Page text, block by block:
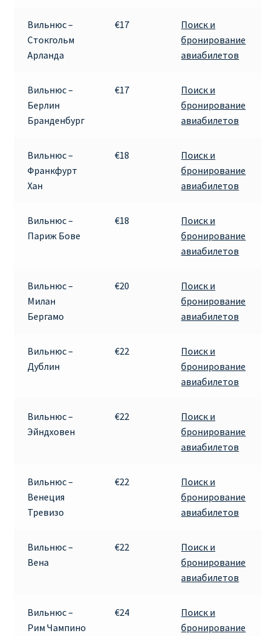
ПРАВИЛА RYANAIR В АЭРОПОРТУ И НА БОРТУ
ПРАВИЛА ПРОВОЗА БАГАЖА RYANAIR
ПУТЕШЕСТВИЕ С ДЕТЬМИ И МЛАДЕНЦАМИ
РЕЙСАМИ RYANAIR
ПУТЕШЕСТВИЯ РЕЙСАМИ RYANAIR
Информация по бронированию билетов Ryanair
КАК НАЙТИ ДЕШЕВЫЙ БИЛЕТ
КУПИТЬ АВИАБИЛЕТЫ ДЕШЕВО
Милан
Париж
ПРИЛОЖЕНИЕ RYANAIR НА РУССКОМ
РАЙАНЭЙР НА РУССКОМ | КНФТФШК
РЕГИСТРАЦИЯ НА РЕЙС RYANAIR
Регистрация ребенка на рейс RYANAIR
Рождественские направления от € 9
Вильнюс –
Стокгольм
Арланда
€17
Поиск и
бронирование
авиабилетов
Вильнюс –
Берлин
Бранденбург
€17
Поиск и
бронирование
авиабилетов
Вильнюс –
Франкфурт
Хан
€18
Поиск и
бронирование
авиабилетов
Вильнюс –
Париж Бове
€18
Поиск и
бронирование
авиабилетов
Вильнюс –
Милан
Бергамо
€20
Поиск и
бронирование
авиабилетов
Вильнюс –
Дублин
€22
Поиск и
бронирование
авиабилетов
Вильнюс –
Эйндховен
€22
Поиск и
бронирование
авиабилетов
Вильнюс –
Венеция
Тревизо
€22
Поиск и
бронирование
авиабилетов
Вильнюс –
Вена
€22
Поиск и
бронирование
авиабилетов
Вильнюс –
Рим Чампино
€24
Поиск и
бронирование